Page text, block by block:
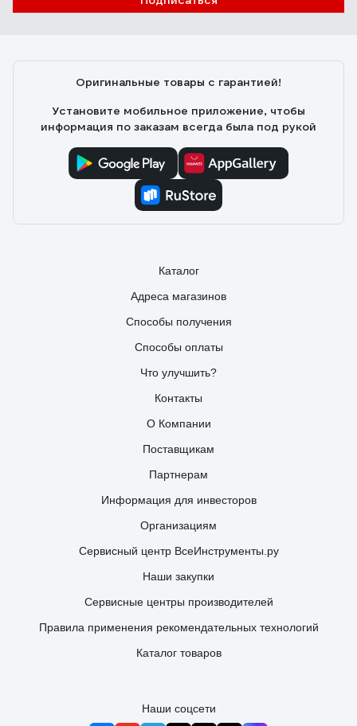
Александр Ю. 10.11.2021
Оригинальные товары с гарантией!
Установите мобильное приложение, чтобы
информация по заказам всегда была под рукой
Каталог
Адреса магазинов
Способы получения
Способы оплаты
Что улучшить?
Контакты
О Компании
Поставщикам
Партнерам
Информация для инвесторов
Организациям
Сервисный центр ВсеИнструменты.ру
Наши закупки
Сервисные центры производителей
Правила применения рекомендательных технологий
Каталог товаров
Наши соцсети